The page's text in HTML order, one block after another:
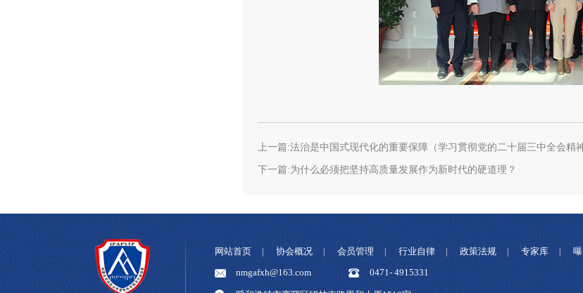
上一篇:法治是中国式现代化的重要保障（学习贯彻党的二十届三中全会精神
下一篇:为什么必须把坚持高质量发展作为新时代的硬道理？
网站首页 协会概况 会员管理 行业自律 政策法规 专家库
nmgafxh@163.com
0471- 4915331